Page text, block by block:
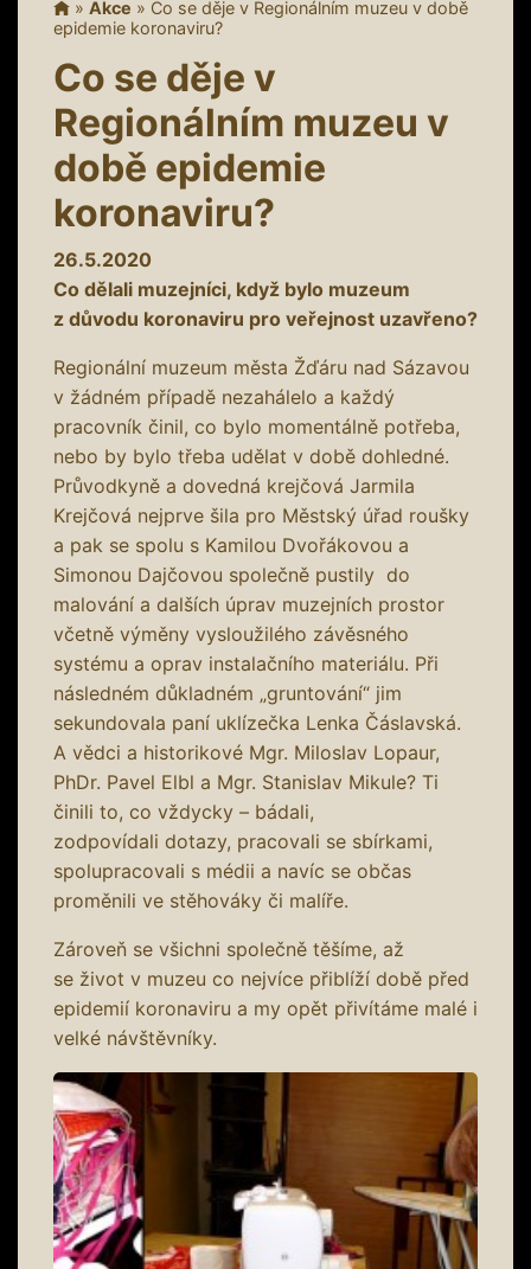
» Akce » Co se děje v Regionálním muzeu v době
epidemie koronaviru?
Co se děje v
Regionálním muzeu v
době epidemie
koronaviru?
26.5.2020
Co dělali muzejníci, když bylo muzeum
z důvodu koronaviru pro veřejnost uzavřeno?
Regionální muzeum města Žďáru nad Sázavou
v žádném případě nezahálelo a každý
pracovník činil, co bylo momentálně potřeba,
nebo by bylo třeba udělat v době dohledné.
Průvodkyně a dovedná krejčová Jarmila
Krejčová nejprve šila pro Městský úřad roušky
a pak se spolu s Kamilou Dvořákovou a
Simonou Dajčovou společně pustily do
malování a dalších úprav muzejních prostor
včetně výměny vysloužilého závěsného
systému a oprav instalačního materiálu. Při
následném důkladném „gruntování“ jim
sekundovala paní uklízečka Lenka Čáslavská.
A vědci a historikové Mgr. Miloslav Lopaur,
PhDr. Pavel Elbl a Mgr. Stanislav Mikule? Ti
činili to, co vždycky – bádali,
zodpovídali dotazy, pracovali se sbírkami,
spolupracovali s médii a navíc se občas
proměnili ve stěhováky či malíře.
Zároveň se všichni společně těšíme, až
se život v muzeu co nejvíce přiblíží době před
epidemií koronaviru a my opět přivítáme malé i
velké návštěvníky.